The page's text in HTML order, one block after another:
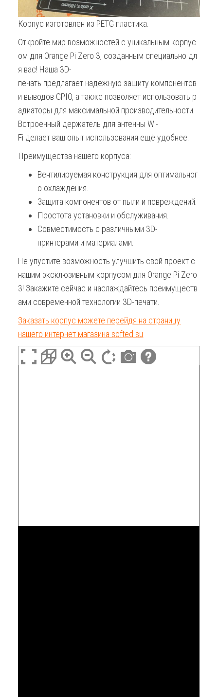
Корпус изготовлен из PETG пластика.
Откройте мир возможностей с уникальным корпус
ом для Orange Pi Zero 3, созданным специально дл
я вас! Наша 3D-
печать предлагает надёжную защиту компонентов
и выводов GPIO, а также позволяет использовать р
адиаторы для максимальной производительности.
Встроенный держатель для антенны Wi-
Fi делает ваш опыт использования ещё удобнее.
Преимущества нашего корпуса:
Вентилируемая конструкция для оптимальног
о охлаждения.
Защита компонентов от пыли и повреждений.
Простота установки и обслуживания.
Совместимость с различными 3D-
принтерами и материалами.
Не упустите возможность улучшить свой проект с
нашим эксклюзивным корпусом для Orange Pi Zero
3! Закажите сейчас и наслаждайтесь преимуществ
ами современной технологии 3D-печати.
Заказать корпус можете перейдя на страницу
нашего интернет магазина softed.su